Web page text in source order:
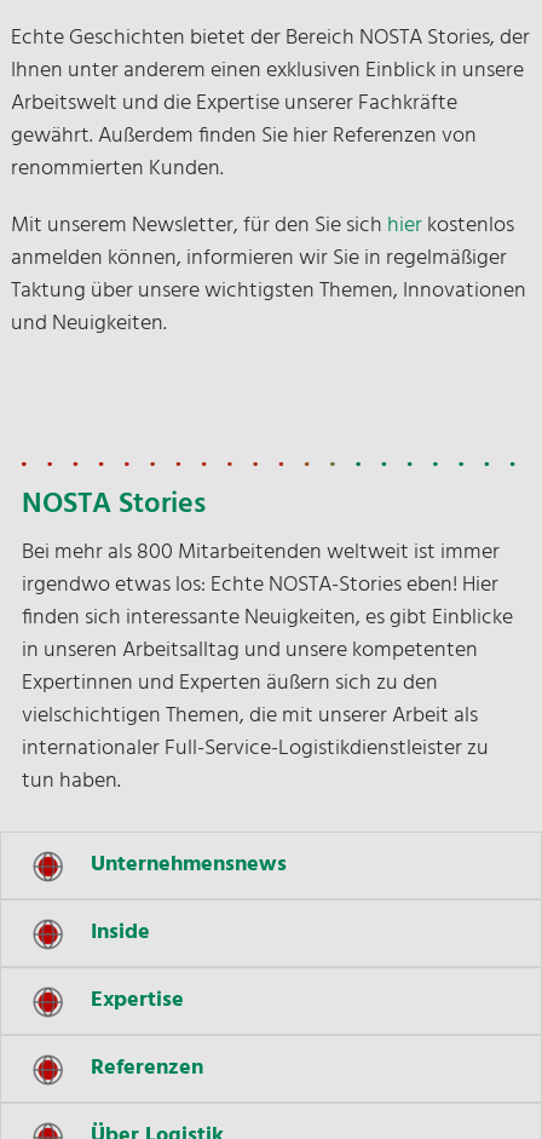
Echte Geschichten bietet der Bereich NOSTA Stories, der
Ihnen unter anderem einen exklusiven Einblick in unsere
Arbeitswelt und die Expertise unserer Fachkräfte
gewährt. Außerdem finden Sie hier Referenzen von
renommierten Kunden.
Mit unserem Newsletter, für den Sie sich hierkostenlos
anmelden können, informieren wir Sie in regelmäßiger
Taktung über unsere wichtigsten Themen, Innovationen
und Neuigkeiten.
NOSTA Stories
Bei mehr als 800 Mitarbeitenden weltweit ist immer
irgendwo etwas los: Echte NOSTA-Stories eben! Hier
finden sich interessante Neuigkeiten, es gibt Einblicke
in unseren Arbeitsalltag und unsere kompetenten
Expertinnen und Experten äußern sich zu den
vielschichtigen Themen, die mit unserer Arbeit als
internationaler Full-Service-Logistikdienstleister zu
tun haben.
Unternehmensnews
Inside
Expertise
Referenzen